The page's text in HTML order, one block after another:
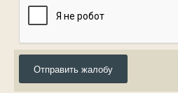
Отправить жалобу